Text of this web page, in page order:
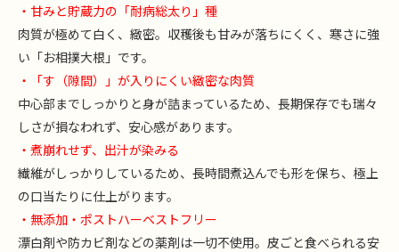
・甘みと貯蔵力の「耐病総太り」種
肉質が極めて白く、緻密。収穫後も甘みが落ちにくく、寒さに強
い「お相撲大根」です。
・「す（隙間）」が入りにくい緻密な肉質
中心部までしっかりと身が詰まっているため、長期保存でも瑞々
しさが損なわれず、安心感があります。
・煮崩れせず、出汁が染みる
繊維がしっかりしているため、長時間煮込んでも形を保ち、極上
の口当たりに仕上がります。
・無添加・ポストハーベストフリー
漂白剤や防カビ剤などの薬剤は一切不使用。皮ごと食べられる安